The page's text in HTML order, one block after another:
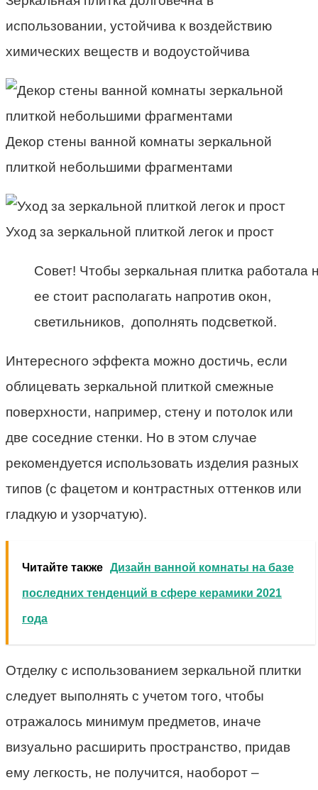
использовании, устойчива к воздействию
химических веществ и водоустойчива
Декор стены ванной комнаты зеркальной
плиткой небольшими фрагментами
Уход за зеркальной плиткой легок и прост
Совет! Чтобы зеркальная плитка
ее стоит располагать напротив окон,
светильников, дополнять подсветкой.
Интересного эффекта можно достичь, если
облицевать зеркальной плиткой смежные
поверхности, например, стену и потолок или
две соседние стенки. Но в этом случае
рекомендуется использовать изделия разных
типов (с фацетом и контрастных оттенков или
гладкую и узорчатую).
Читайте также Дизайн ванной комнаты на базе
последних тенденций в сфере керамики 2021
года
Отделку с использованием зеркальной плитки
следует выполнять с учетом того, чтобы
отражалось минимум предметов, иначе
визуально расширить пространство, придав
ему легкость, не получится, наоборот –